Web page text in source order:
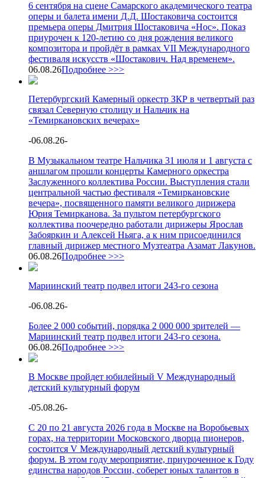
6 сентября на сцене Самарского академического театра
оперы и балета имени Д.Д. Шостаковича состоится
премьера оперы Дмитрия Шостаковича «Нос». Показ
приурочен к 120-летию со дня рождения великого
композитора и пройдёт в рамках VII Международного
фестиваля искусств «Шостакович. Над временем».
06.08.26Подробнее >>>
Петербургский Камерный оркестр ЗКР в четвертый раз
связал Северную столицу и Нальчик на
«Темиркановских вечерах»
-06.08.26-
В Музыкальном театре Нальчика 31 июля и 1 августа с
аншлагом прошли концерты Камерного оркестра
Заслуженного коллектива России. Выступления стали
центральной частью фестиваля «Темиркановские
вечера», посвященного памяти великого дирижера
Юрия Темирканова. За пультом петербургского
коллектива поочередно работали дирижеры Ярослав
Забояркин и Алексей Ньяга, а к ним присоединился
главный дирижер местного Музтеатра Азамат Лакунов.
06.08.26Подробнее >>>
Мариинский театр подвел итоги 243-го сезона
-06.08.26-
Более 2 000 событий, порядка 2 000 000 зрителей —
Мариинский театр подвел итоги 243-го сезона.
06.08.26Подробнее >>>
В Москве пройдет юбилейный V Международный
детский культурный форум
-05.08.26-
С 20 по 21 августа 2026 года в Москве на Воробьевых
горах, на территории Московского дворца пионеров,
состоится V Международный детский культурный
форум. В этом году мероприятие, приуроченное к Году
единства народов России, соберет юных талантов в